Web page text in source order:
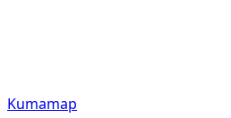
Kumamap